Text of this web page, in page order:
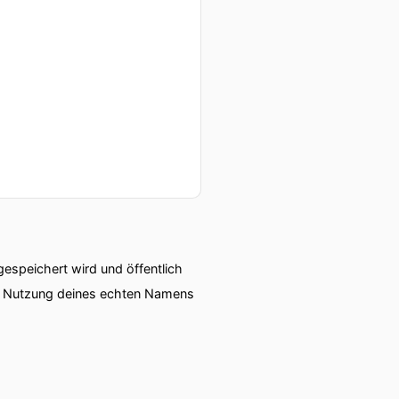
wird und öffentlich
deines echten Namens